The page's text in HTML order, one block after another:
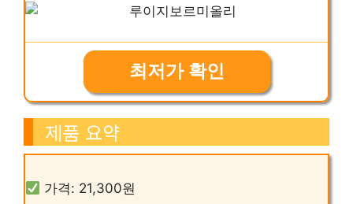
최저가 확인
제품 요약
가격: 21,300원